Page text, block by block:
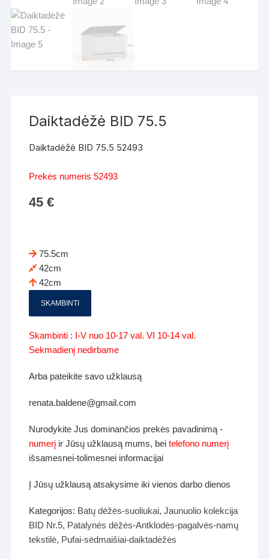
Daiktadėžė BID 75.5
Daiktadėžė BID 75.5 52493
Prekės numeris 52493
45€
75.5cm
42cm
42cm
SKAMBINTI
Skambinti : I-V nuo 10-17 val. VI 10-14 val.
Sekmadienį nedirbame
Arba pateikite savo užklausą
renata.baldene@gmail.com
Nurodykite Jus dominančios prekės pavadinimą -
numerį ir Jūsų užklausą mums, beitelefono numerį
išsamesnei-tolimesnei informacijai
Į Jūsų užklausą atsakysime iki vienos darbo dienos
Kategorijos: Batų dėžės-suoliukai,Jaunuolio kolekcija
BID Nr.5, Patalynės dėžės-Antklodės-pagalvės-namų
tekstilė, Pufai-sėdmaišiai-daiktadėžės